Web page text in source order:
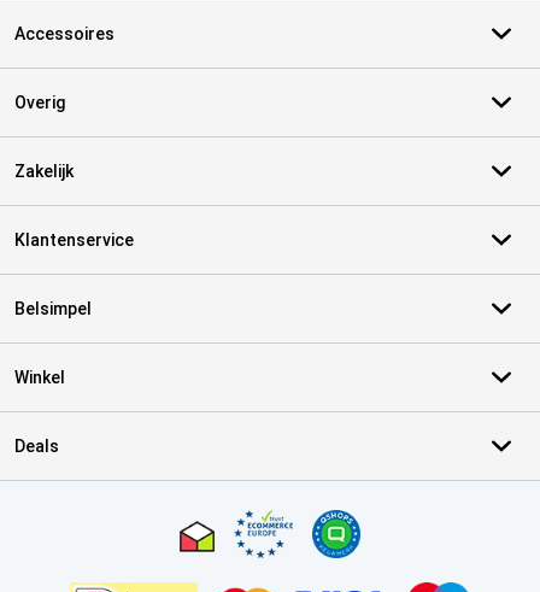
Accessoires
Overig
Zakelijk
Klantenservice
Belsimpel
Winkel
Deals